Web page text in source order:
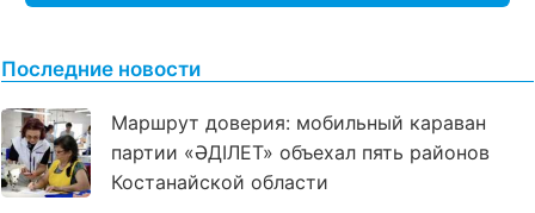
Последние новости
Маршрут доверия: мобильный караван
партии «ӘДІЛЕТ» объехал пять районов
Костанайской области